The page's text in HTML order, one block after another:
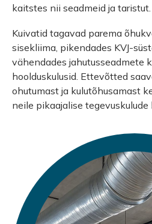
kaitstes nii seadmeid ja taristut.
Kuivatid tagavad parema
sisekliima, pikendades KVJ-
vähendades jahutusseadmete
hoolduskulusid. Ettevõtted
ohutumast ja kulutõhusamast
neile pikaajalise tegevuskulude